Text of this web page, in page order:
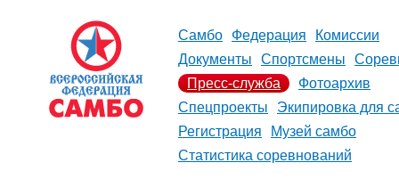
Самбо Федерация
Комиссии
Документы
Спортсмены
Пресс-служба
Фотоархив
Спецпроекты
Экипировка для
Регистрация
Музей самбо
Статистика соревнований